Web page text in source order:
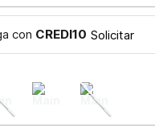
con CREDI10 Solicitar